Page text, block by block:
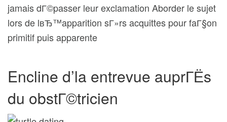
jamais dГ©passer leur exclamation Aborder le sujet
lors de lвЂ™apparition sГ»rs acquittes pour faГ§on
primitif puis apparente
Encline d’la entrevue auprГЁs
du obstГ©tricien